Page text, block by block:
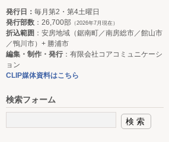
発行日： 毎月第2・第4土曜日
発行部数 ：26,700部 （2026年7月現在）
折込範囲 ：安房地域（鋸南町／南房総市／館山市
／鴨川市）+ 勝浦市
編集・制作・発行：有限会社コアコミュニケーシ
ョン
CLIP媒体資料はこちら
検索フォーム